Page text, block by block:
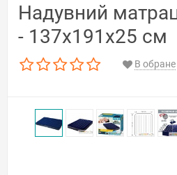
Надувний
- 137х191х25 см
В обране